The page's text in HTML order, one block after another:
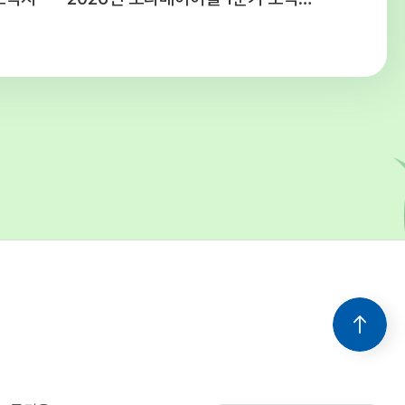
기재해주십시오.○ 입사지원서 기재사항 누락